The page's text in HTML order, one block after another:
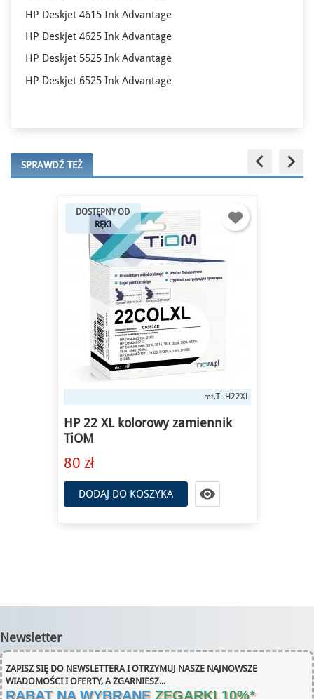
HP Deskjet 4615 Ink Advantage
HP Deskjet 4625 Ink Advantage
HP Deskjet 5525 Ink Advantage
HP Deskjet 6525 Ink Advantage
SPRAWDŹ TEŻ keyboard_arrow_left
DOSTĘPNY OD
RĘKI
ref.Ti-H22XL
HP 22 XL kolorowy zamiennik
TiOM
80 zł
DODAJ DO KOSZYKA 
keyboard_arrow_right
Newsletter
ZAPISZ SIĘ DO NEWSLETTERA I OTRZYMUJ NASZE NAJNOWSZE
WIADOMOŚCI I OFERTY, A ZGARNIESZ...
RABAT NA WYBRANE ZEGARKI 10%*